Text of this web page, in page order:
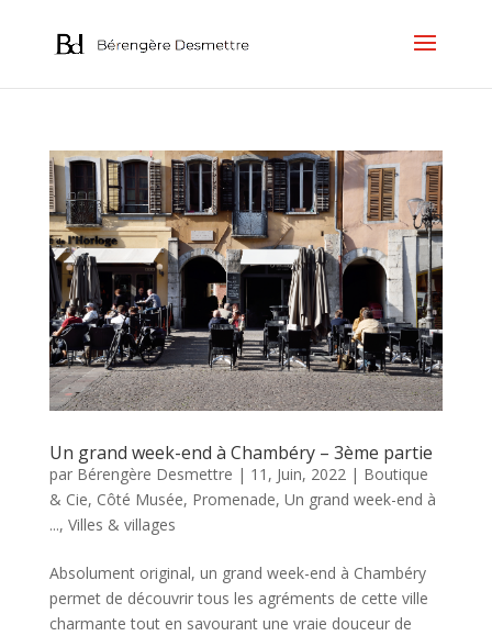
Un grand week-end à Chambéry – 3ème partie
par Bérengère Desmettre | 11, Juin, 2022| Boutique
& Cie, Côté Musée, Promenade, Un grand week-end à
..., Villes & villages
Absolument original, un grand week-end à Chambéry
permet de découvrir tous les agréments de cette ville
charmante tout en savourant une vraie douceur de